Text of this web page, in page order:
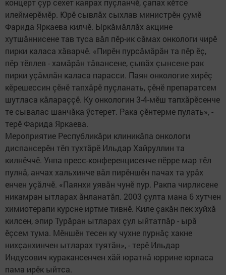
концерт çур сехет каярах пуçланчӗ, çапах кӗтсе
илеймерӗмӗр. Юрӗ сывлăх сыхлав министрӗн çумӗ
Фарида Яркаева килчӗ. Ыркăмăллăх акцине
хутшăннисене тав туса вăл пӗр-ик сăмах онкологи чирӗ
пирки каласа хăварчӗ. «Пирӗн пурсăмăрăн та пӗр ӗç,
пӗр тӗллев - хамăрăн тăвансене, çывăх çынсене рак
пирки уçăмлăн каласа парасси. Паян онкологие хирӗç
кӗрешессин çӗнӗ тапхăрӗ пуçланать, çӗнӗ препаратсем
шутласа кăлараççӗ. Ку онкологин 3-4-мӗш тапхăрӗсенче
те сывалас шанчăка ӳстерет. Рака çӗнтерме пулать», -
терӗ Фарида Яркаева.
Мероприятие Республикăри клиникăпа онкологи
диспансерӗн тӗп тухтăрӗ Ильдар Хайруллин та
килнӗччӗ. Унпа пресс-конференцисенче пӗрре мар тӗл
пулнă, анчах хальхинче вăл пирӗншӗн пачах та урăх
енчен уçăлчӗ. «Паянхи уявăн чунӗ пур. Ракпа чирлисене
никамран ытларах ăнланатăп. 2003 çулта мана 6 хутчен
химиотерапи курсне иртме тивнӗ. Киле çакăн пек хуйхă
килсен, эпир Турăран ытларах çул ыйтатпăр - ырă
ӗçсем тума. Мӗншӗн тесен ку чухне пурнăç хакне
нихçанхинчен ытларах туятăн», - терӗ Ильдар
Индусович куракансенчен хăй юратнă юррине юрласа
пама ирӗк ыйтса.